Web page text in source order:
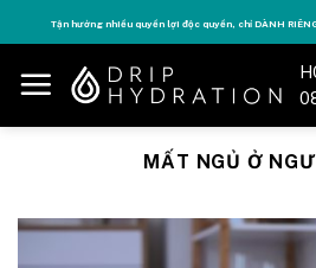
to
content
Tận hưởng nhiều quyền lợi độc quyền, chỉ DÀNH
MẤT NGỦ Ở